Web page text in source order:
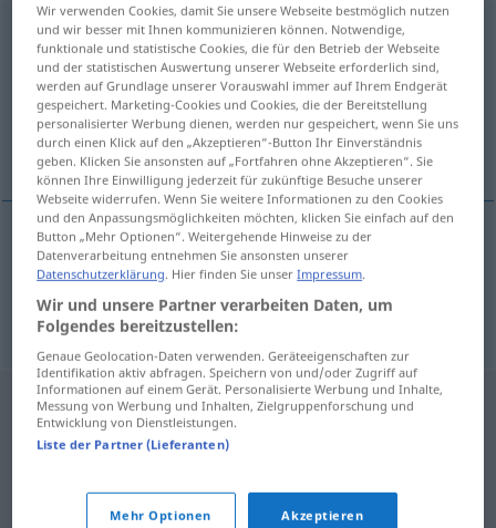
izolirati <impf/pf>
Übersicht aller Übersetzungen
(Für mehr Details die Übersetzung anklicken/antippen)
abdichten, isolieren, trennen
abdichten,isolieren izolirati
trennen izolirati
Wir verwenden Cookies, damit Sie unsere Webseite bestmöglich nutzen
und wir besser mit Ihnen kommunizieren können. Notwendige,
funktionale und statistische Cookies, die für den Betrieb der Webseite
und der statistischen Auswertung unserer Webseite erforderlich sind,
werden auf Grundlage unserer Vorauswahl immer auf Ihrem Endgerät
gespeichert. Marketing-Cookies und Cookies, die der Bereitstellung
personalisierter Werbung dienen, werden nur gespeichert, wenn Sie uns
durch einen Klick auf den „Akzeptieren“-Button Ihr Einverständnis
geben. Klicken Sie ansonsten auf „Fortfahren ohne Akzeptieren“. Sie
können Ihre Einwilligung jederzeit für zukünftige Besuche unserer
Webseite widerrufen. Wenn Sie weitere Informationen zu den Cookies
und den Anpassungsmöglichkeiten möchten, klicken Sie einfach auf den
Button „Mehr Optionen“. Weitergehende Hinweise zu der
Datenverarbeitung entnehmen Sie ansonsten unserer
Datenschutzerklärung. Hier finden Sie unserImpressum.
Wir und unsere Partner verarbeiten Daten, um
Folgendes bereitzustellen:
Genaue Geolocation-Daten verwenden. Geräteeigenschaften zur
Identifikation aktiv abfragen. Speichern von und/oder Zugriff auf
Informationen auf einem Gerät. Personalisierte Werbung und Inhalte,
Messung von Werbung und Inhalten, Zielgruppenforschung und
Entwicklung von Dienstleistungen.
Liste der Partner (Lieferanten)
Mehr Optionen Akzeptieren